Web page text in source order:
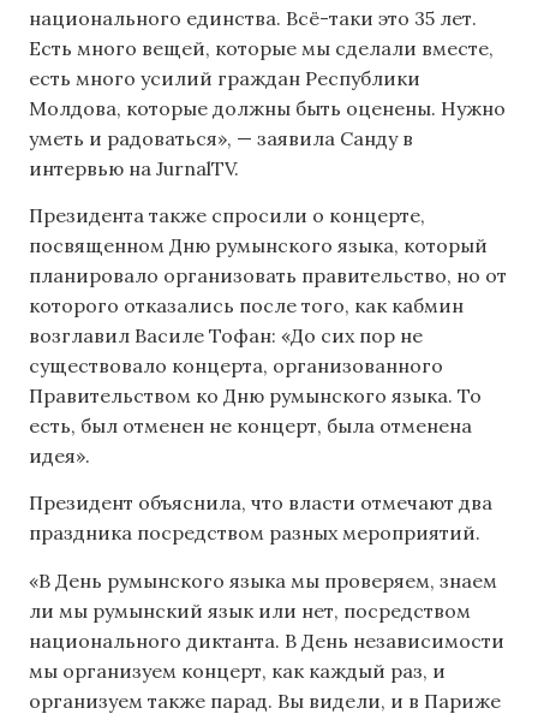
национального единства. Всё-таки это 35 лет.
Есть много вещей, которые мы сделали вместе,
есть много усилий граждан Республики
Молдова, которые должны быть оценены. Нужно
уметь и радоваться», — заявила Санду в
интервью на JurnalTV.
Президента также спросили о концерте,
посвященном Дню румынского языка, который
планировало организовать правительство, но от
которого отказались после того, как кабмин
возглавил Василе Тофан: «До сих пор не
существовало концерта, организованного
Правительством ко Дню румынского языка. То
есть, был отменен не концерт, была отменена
идея».
Президент объяснила, что власти отмечают два
праздника посредством разных мероприятий.
«В День румынского языка мы проверяем, знаем
ли мы румынский язык или нет, посредством
национального диктанта. В День независимости
мы организуем концерт, как каждый раз, и
организуем также парад. Вы видели, и в Париже